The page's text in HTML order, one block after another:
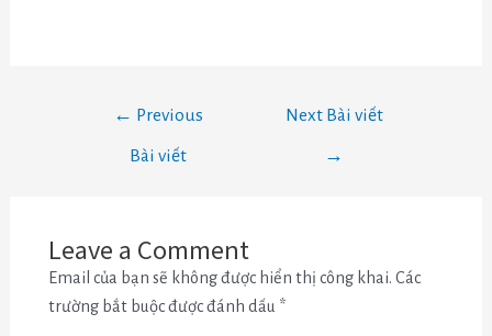
← Previous
Bài viết
Next Bài viết
→
Leave a Comment
Email của bạn sẽ không được hiển thị công khai. Các
trường bắt buộc được đánh dấu *